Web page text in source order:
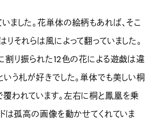
ました。花単体の絵柄もあれば、そこ
それらは風によって翻っていました。
割り振られた12色の花による遊戯は違
う札が好きでした。単体でも美しい桐
われています。左右に桐と鳳凰を乗
は孤高の画像を動かせてくれていま